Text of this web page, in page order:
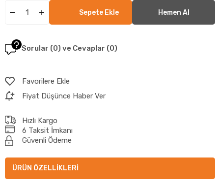
Sorular (0) ve Cevaplar (0)
Favorilere Ekle
Fiyat Düşünce Haber Ver
Hızlı Kargo
6 Taksit İmkanı
Güvenli Ödeme
ÜRÜN ÖZELLIKLERI